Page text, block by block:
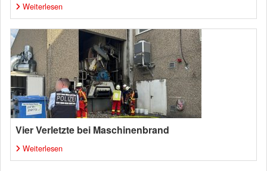
Weiterlesen
Vier Verletzte bei Maschinenbrand
Weiterlesen